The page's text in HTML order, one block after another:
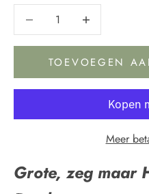
Aantal verlagenAantal verlagen
TOEVOEGEN
Meer
Grote, zeg maar